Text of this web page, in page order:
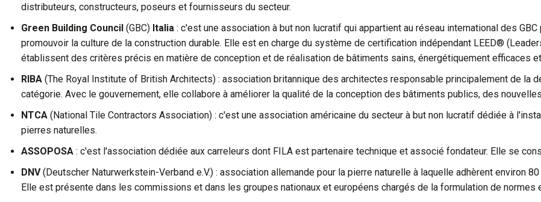
distributeurs, constructeurs, poseurs et fournisseurs du secteur.
Green Building Council (GBC) Italia : c'est une association à but non lucratif qui appartient au réseau international des
promouvoir la culture de la construction durable. Elle est en charge du système de certification indépendant LEED®
établissent des critères précis en matière de conception et de réalisation de bâtiments sains, énergétiquement efficaces
RIBA (The Royal Institute of British Architects) : association britannique des architectes responsable principalement de la
catégorie. Avec le gouvernement, elle collabore à améliorer la qualité de la conception des bâtiments publics, des
NTCA (National Tile Contractors Association) : c'est une association américaine du secteur à but non lucratif dédiée à
pierres naturelles.
ASSOPOSA : c'est l'association dédiée aux carreleurs dont FILA est partenaire technique et associé fondateur. Elle se
DNV(Deutscher Naturwerkstein-Verband e.V.) : association allemande pour la pierre naturelle à laquelle adhèrent environ
Elle est présente dans les commissions et dans les groupes nationaux et européens chargés de la formulation de